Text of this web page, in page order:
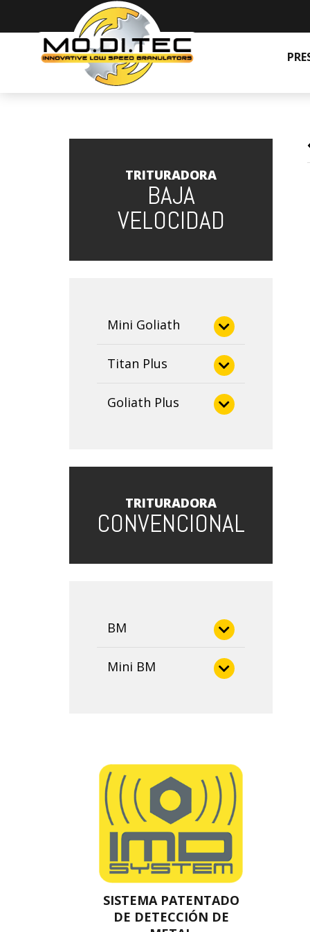
TRITURADORA
BAJA
VELOCIDAD
Mini Goliath
Mini 1
Titan Plus
Titan plus 5
Goliath Plus
TRITURADORA
CONVENCIONAL
BM
BM 170 Vis
Mini BM
SISTEMA PATENTADO
DE DETECCIÓN DE